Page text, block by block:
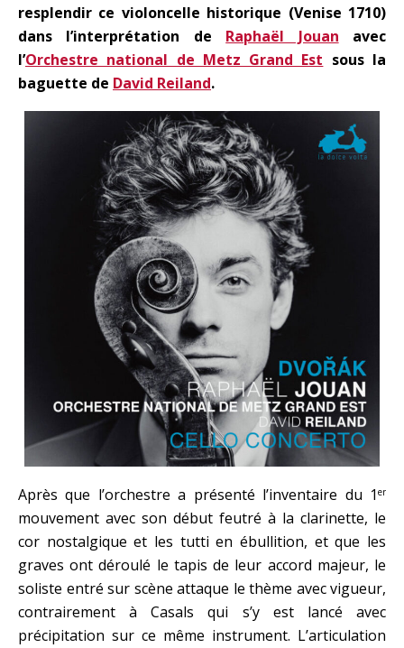
resplendir ce violoncelle historique (Venise 1710)
dans l’interprétation de Raphaël Jouan avec
l’Orchestre national de Metz Grand Est sous la
baguette de David Reiland.
Après que l’orchestre a présenté l’inventaire du 1 er
mouvement avec son début feutré à la clarinette, le
cor nostalgique et les tutti en ébullition, et que les
graves ont déroulé le tapis de leur accord majeur, le
soliste entré sur scène attaque le thème avec vigueur,
contrairement à Casals qui s’y est lancé avec
précipitation sur ce même instrument. L’articulation